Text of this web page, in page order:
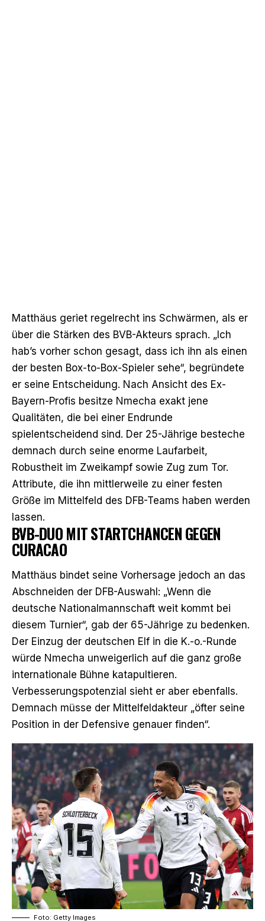
Matthäus geriet regelrecht ins Schwärmen, als er
über die Stärken des BVB-Akteurs sprach. „Ich
hab’s vorher schon gesagt, dass ich ihn als einen
der besten Box-to-Box-Spieler sehe“, begründete
er seine Entscheidung. Nach Ansicht des Ex-
Bayern-Profis besitze Nmecha exakt jene
Qualitäten, die bei einer Endrunde
spielentscheidend sind. Der 25-Jährige besteche
demnach durch seine enorme Laufarbeit,
Robustheit im Zweikampf sowie Zug zum Tor.
Attribute, die ihn mittlerweile zu einer festen
Größe im Mittelfeld des DFB-Teams haben werden
lassen.
BVB-DUO MIT STARTCHANCEN GEGEN
CURACAO
Matthäus bindet seine Vorhersage jedoch an das
Abschneiden der DFB-Auswahl: „Wenn die
deutsche Nationalmannschaft weit kommt bei
diesem Turnier“, gab der 65-Jährige zu bedenken.
Der Einzug der deutschen Elf in die K.-o.-Runde
würde Nmecha unweigerlich auf die ganz große
internationale Bühne katapultieren.
Verbesserungspotenzial sieht er aber ebenfalls.
Demnach müsse der Mittelfeldakteur „öfter seine
Position in der Defensive genauer finden“.
Foto: Getty Images